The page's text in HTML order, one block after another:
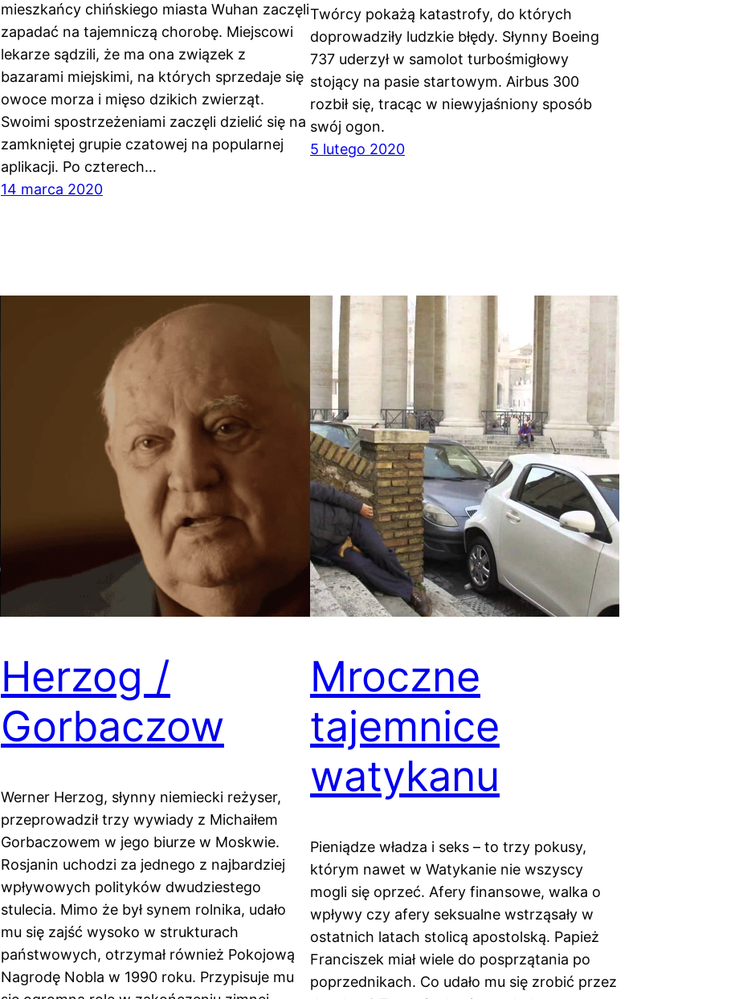
mieszkańcy chińskiego miasta Wuhan zaczęli
zapadać na tajemniczą chorobę. Miejscowi
lekarze sądzili, że ma ona związek z
bazarami miejskimi, na których sprzedaje się
owoce morza i mięso dzikich zwierząt.
Swoimi spostrzeżeniami zaczęli dzielić się na
zamkniętej grupie czatowej na popularnej
aplikacji. Po czterech…
14 marca 2020
Twórcy pokażą katastrofy, do których
doprowadziły ludzkie błędy. Słynny Boeing
737 uderzył w samolot turbośmigłowy
stojący na pasie startowym. Airbus 300
rozbił się, tracąc w niewyjaśniony sposób
swój ogon.
5 lutego 2020
Herzog /
Gorbaczow
Werner Herzog, słynny niemiecki reżyser,
przeprowadził trzy wywiady z Michaiłem
Gorbaczowem w jego biurze w Moskwie.
Rosjanin uchodzi za jednego z najbardziej
wpływowych polityków dwudziestego
stulecia. Mimo że był synem rolnika, udało
mu się zajść wysoko w strukturach
państwowych, otrzymał również Pokojową
Nagrodę Nobla w 1990 roku. Przypisuje mu
Mroczne
tajemnice
watykanu
Pieniądze władza i seks – to trzy pokusy,
którym nawet w Watykanie nie wszyscy
mogli się oprzeć. Afery finansowe, walka o
wpływy czy afery seksualne wstrząsały w
ostatnich latach stolicą apostolską. Papież
Franciszek miał wiele do posprzątania po
poprzednikach. Co udało mu się zrobić przez